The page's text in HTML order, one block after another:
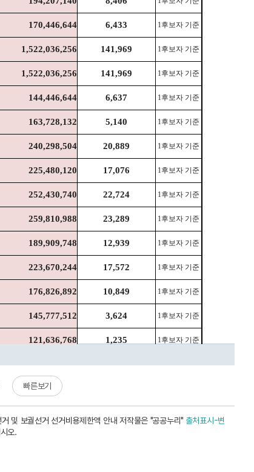
빠른보기
및 보궐선거 선거비용제한액 안내 저작물은 "공공누리" 출처표시-변
오.